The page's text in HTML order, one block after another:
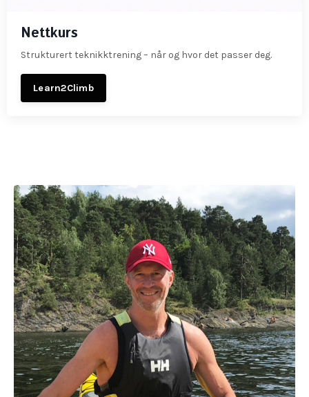
Nettkurs
Strukturert teknikktrening – når og hvor det passer deg.
Learn2Climb